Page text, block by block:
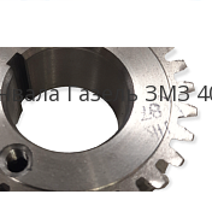
Газель ЗМЗ